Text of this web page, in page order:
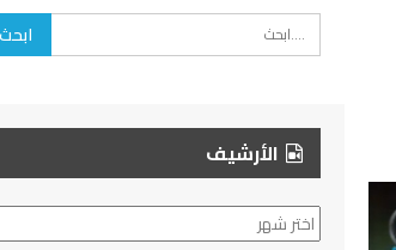
الأرشيف
الأرشيف